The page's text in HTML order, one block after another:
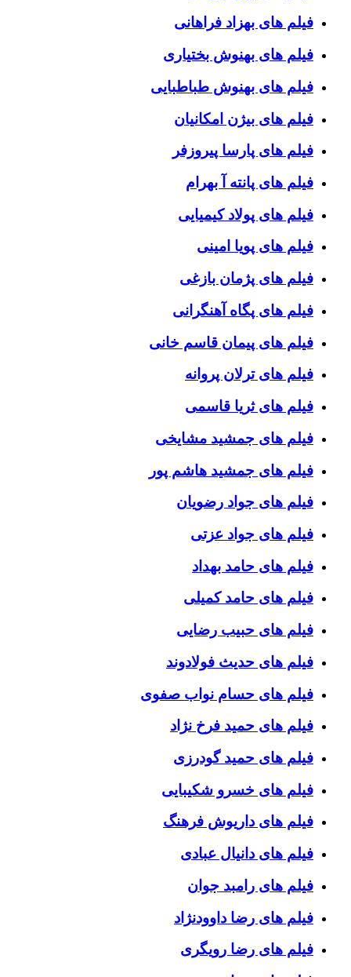
فیلم های بهزاد فراهانی
فیلم های بهنوش بختیاری
فیلم های بهنوش طباطبایی
فیلم های بیژن امکانیان
فیلم های پارسا پیروزفر
فیلم های پانته آ بهرام
فیلم های پولاد کیمیایی
فیلم های پویا امینی
فیلم های پژمان بازغی
فیلم های پگاه آهنگرانی
فیلم های پیمان قاسم خانی
فیلم های ترلان پروانه
فیلم های ثریا قاسمی
فیلم های جمشید مشایخی
فیلم های جمشید هاشم پور
فیلم های جواد رضویان
فیلم های جواد عزتی
فیلم های حامد بهداد
فیلم های حامد کمیلی
فیلم های حبیب رضایی
فیلم های حدیث فولادوند
فیلم های حسام نواب صفوی
فیلم های حمید فرخ نژاد
فیلم های حمید گودرزی
فیلم های خسرو شکیبایی
فیلم های داریوش فرهنگ
فیلم های دانیال عبادی
فیلم های رامبد جوان
فیلم های رضا داوودنژاد
فیلم های رضا رویگری